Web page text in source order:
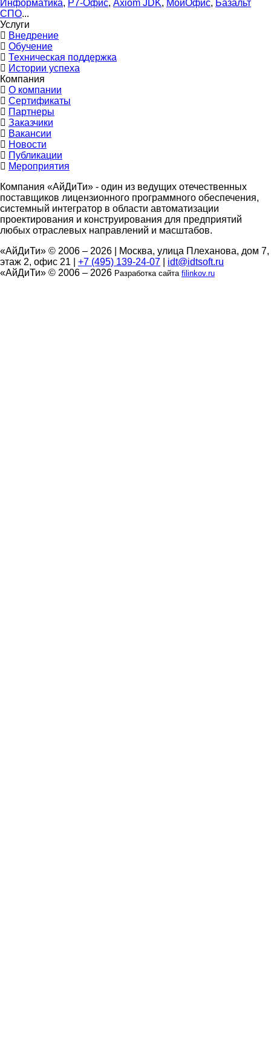
Информатика, Р7-Офис, Axiom JDK, МойОфис, Базальт
СПО...
Услуги
Внедрение
Обучение
Техническая поддержка
Истории успеха
Компания
О компании
Сертификаты
Партнеры
Заказчики
Вакансии
Новости
Публикации
Мероприятия
Компания «АйДиТи» - один из ведущих отечественных
поставщиков лицензионного программного обеспечения,
системный интегратор в области автоматизации
проектирования и конструирования для предприятий
любых отраслевых направлений и масштабов.
«АйДиТи» © 2006 – 2026
Москва, улица Плеханова, дом 7,
этаж 2, офис 21
+7 (495) 139-24-07
idt@idtsoft.ru
«АйДиТи» © 2006 – 2026 Разработка сайта filinkov.ru